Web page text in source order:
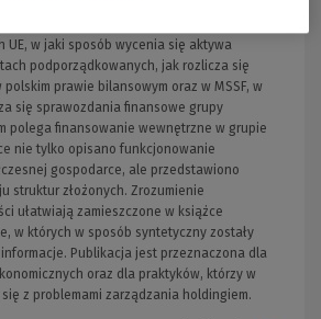
UE, w jaki sposób wycenia się aktywa
podporządkowanych, jak rozlicza się
polskim prawie bilansowym oraz w MSSF, w
się sprawozdania finansowe grupy
polega finansowanie wewnętrzne w grupie
nie tylko opisano funkcjonowanie
gospodarce, ale przedstawiono
struktur złożonych. Zrozumienie
ułatwiają zamieszczone w książce
w których w sposób syntetyczny zostały
Publikacja jest przeznaczona dla
oraz dla praktyków, którzy w
z problemami zarządzania holdingiem.